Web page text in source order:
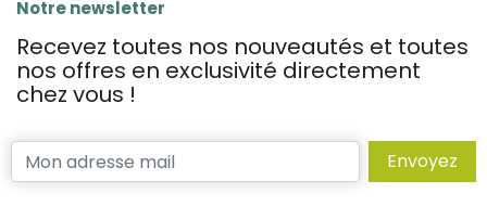
Notre newsletter
Recevez toutes nos nouveautés et toutes
nos offres en exclusivité directement
chez vous !
Envoyez